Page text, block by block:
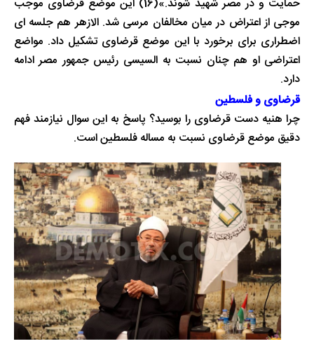
حمایت و در مصر شهید شوند.»(16) این موضع قرضاوی موجب
موجی از اعتراض در میان مخالفان مرسی شد. الازهر هم جلسه ای
اضطراری برای برخورد با این موضع قرضاوی تشکیل داد. مواضع
اعتراضی او هم چنان نسبت به السیسی رئیس جمهور مصر ادامه
دارد.
قرضاوی و فلسطین
چرا هنیه دست قرضاوی را بوسید؟ پاسخ به این سوال نیازمند فهم
دقیق موضع قرضاوی نسبت به مساله فلسطین است.